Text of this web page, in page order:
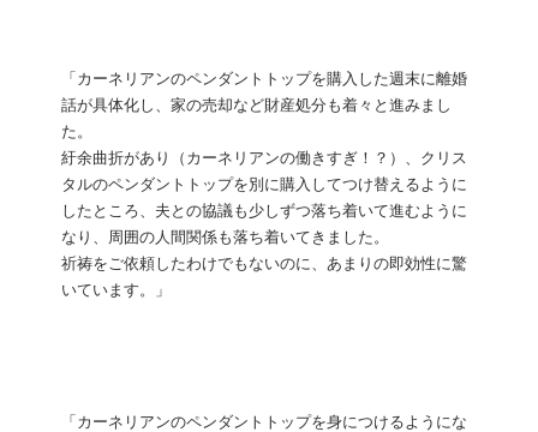
「カーネリアンのペンダントトップを購入した週末に離婚
話が具体化し、家の売却など財産処分も着々と進みまし
た。
紆余曲折があり（カーネリアンの働きすぎ！？）、クリス
タルのペンダントトップを別に購入してつけ替えるように
したところ、夫との協議も少しずつ落ち着いて進むように
なり、周囲の人間関係も落ち着いてきました。
祈祷をご依頼したわけでもないのに、あまりの即効性に驚
いています。」
「カーネリアンのペンダントトップを身につけるようにな